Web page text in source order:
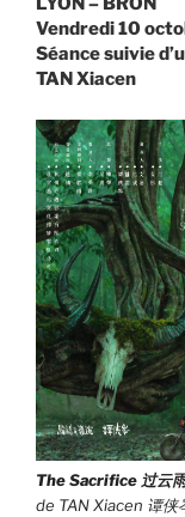
Vendredi 10
Séance suivie
TAN Xiacen
The Sacrifice过云
de TAN Xiacen 谭侠